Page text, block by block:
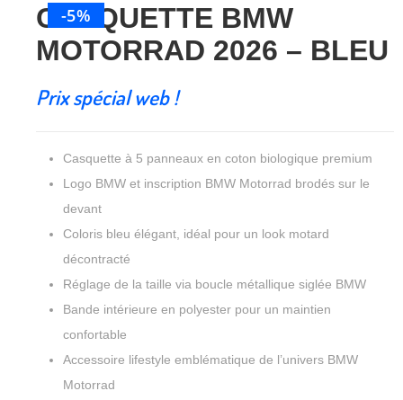
-5%
CASQUETTE BMW
MOTORRAD 2026 – BLEU
Prix spécial web !
Casquette à 5 panneaux en coton biologique premium
Logo BMW et inscription BMW Motorrad brodés sur le
devant
Coloris bleu élégant, idéal pour un look motard
décontracté
Réglage de la taille via boucle métallique siglée BMW
Bande intérieure en polyester pour un maintien
confortable
Accessoire lifestyle emblématique de l’univers BMW
Motorrad